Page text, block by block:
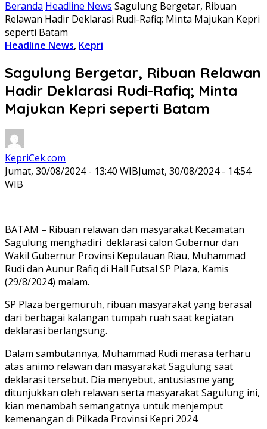
Beranda Headline News Sagulung Bergetar, Ribuan
Relawan Hadir Deklarasi Rudi-Rafiq; Minta Majukan Kepri
seperti Batam
Headline News, Kepri
Sagulung Bergetar, Ribuan Relawan
Hadir Deklarasi Rudi-Rafiq; Minta
Majukan Kepri seperti Batam
KepriCek.com
Jumat, 30/08/2024 - 13:40 WIBJumat, 30/08/2024 - 14:54
WIB
BATAM – Ribuan relawan dan masyarakat Kecamatan
Sagulung menghadiri deklarasi calon Gubernur dan
Wakil Gubernur Provinsi Kepulauan Riau, Muhammad
Rudi dan Aunur Rafiq di Hall Futsal SP Plaza, Kamis
(29/8/2024) malam.
SP Plaza bergemuruh, ribuan masyarakat yang berasal
dari berbagai kalangan tumpah ruah saat kegiatan
deklarasi berlangsung.
Dalam sambutannya, Muhammad Rudi merasa terharu
atas animo relawan dan masyarakat Sagulung saat
deklarasi tersebut. Dia menyebut, antusiasme yang
ditunjukkan oleh relawan serta masyarakat Sagulung ini,
kian menambah semangatnya untuk menjemput
kemenangan di Pilkada Provinsi Kepri 2024.